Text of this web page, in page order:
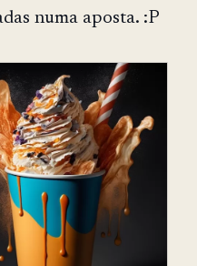
numa aposta. :P